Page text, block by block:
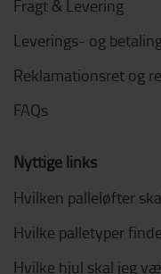
Fragt & Levering
Leverings- og
Reklamationsret og
FAQs
Nyttige links
Hvilken palleløfter
Hvilke palletyper
Hvilke hjul skal jeg